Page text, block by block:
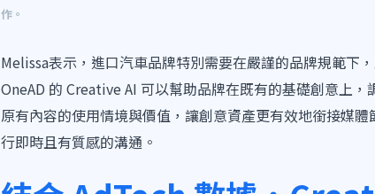
作。
Melissa表示，進口汽車品牌特別需要在嚴謹的品牌規範下
OneAD 的 Creative AI 可以幫助品牌在既有的基礎創意上
原有內容的使用情境與價值，讓創意資產更有效地銜接媒
行即時且有質感的溝通。